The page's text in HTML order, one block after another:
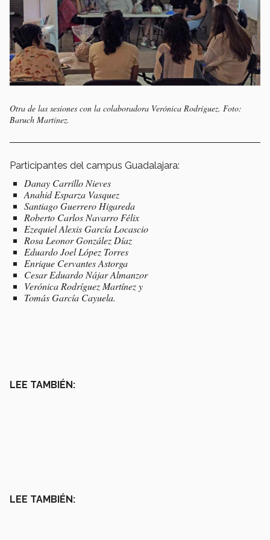
Otra de las sesiones con la colaboradora Verónica Rodríguez. Foto:
Baruch Martínez.
Participantes del campus Guadalajara:
Danay Carrillo Nieves
Anahid Esparza Vasquez
Santiago Guerrero Higareda
Roberto Carlos Navarro Félix
Ezequiel Alexis García Locascio
Rosa Leonor González Díaz
Eduardo Joel López Torres
Enrique Cervantes Astorga
Cesar Eduardo Nájar Almanzor
Verónica Rodríguez Martínez y
Tomás García Cayuela.
LEE TAMBIÉN:
LEE TAMBIÉN: